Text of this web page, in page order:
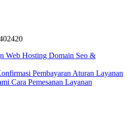
Web Hosting Domain Seo &
Pembayaran Aturan Layanan
Cara Pemesanan Layanan